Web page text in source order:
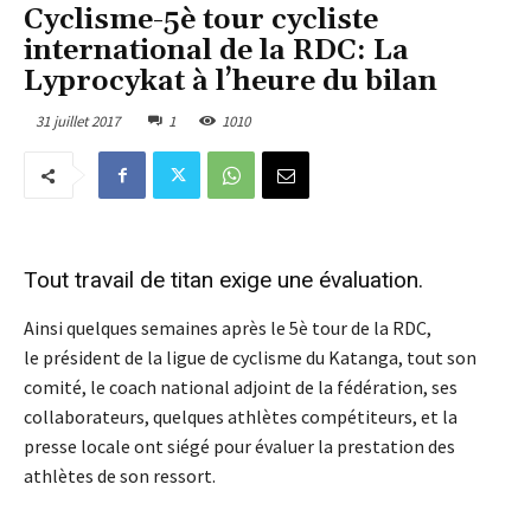
Cyclisme-5è tour cycliste
international de la RDC: La
Lyprocykat à l’heure du bilan
31 juillet 2017 1 1010
Tout travail de titan exige une évaluation.
Ainsi quelques semaines après le 5è tour de la RDC,
le président de la ligue de cyclisme du Katanga, tout son
comité, le coach national adjoint de la fédération, ses
collaborateurs, quelques athlètes compétiteurs, et la
presse locale ont siégé pour évaluer la prestation des
athlètes de son ressort.